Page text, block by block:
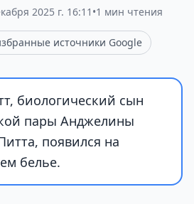
2025 г. 16:11 •1 мин чтения
источники Google
биологический сын
пары Анджелины
появился на
белье.